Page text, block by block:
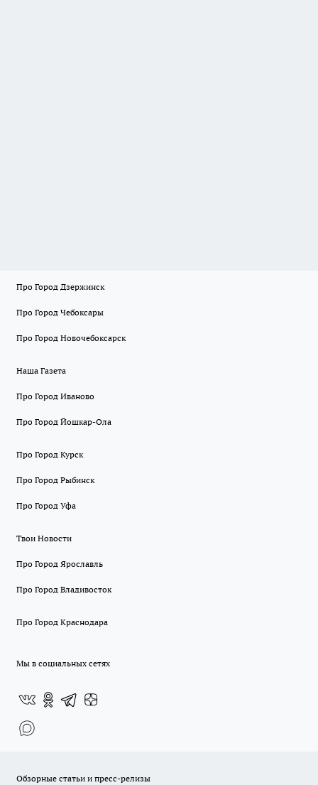
Про Город Дзержинск
Про Город Чебоксары
Про Город Новочебоксарск
Наша Газета
Про Город Иваново
Про Город Йошкар-Ола
Про Город Курск
Про Город Рыбинск
Про Город Уфа
Твои Новости
Про Город Ярославль
Про Город Владивосток
Про Город Краснодара
Мы в социальных сетях
Обзорные статьи и пресс-релизы